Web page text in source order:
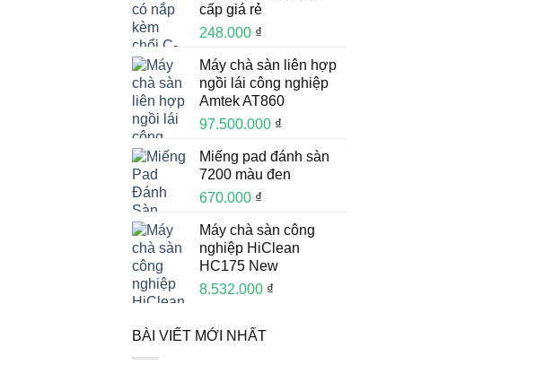
cấp giá rẻ
248.000 ₫
Máy chà sàn liên hợp
ngồi lái công nghiệp
Amtek AT860
97.500.000 ₫
Miếng pad đánh sàn
7200 màu đen
670.000 ₫
Máy chà sàn công
nghiệp HiClean
HC175 New
8.532.000 ₫
BÀI VIẾT MỚI NHẤT